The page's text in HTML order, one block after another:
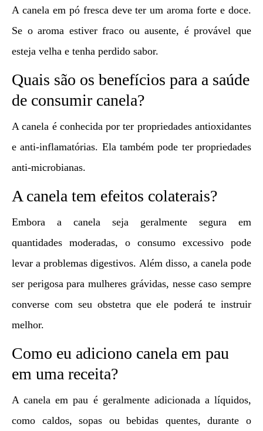
A canela em pó fresca deve ter um aroma forte e doce.
Se o aroma estiver fraco ou ausente, é provável que
esteja velha e tenha perdido sabor.
Quais são os benefícios para a saúde
de consumir canela?
A canela é conhecida por ter propriedades antioxidantes
e anti-inflamatórias. Ela também pode ter propriedades
anti-microbianas.
A canela tem efeitos colaterais?
Embora a canela seja geralmente segura em
quantidades moderadas, o consumo excessivo pode
levar a problemas digestivos. Além disso, a canela pode
ser perigosa para mulheres grávidas, nesse caso sempre
converse com seu obstetra que ele poderá te instruir
melhor.
Como eu adiciono canela em pau
em uma receita?
A canela em pau é geralmente adicionada a líquidos,
como caldos, sopas ou bebidas quentes, durante o